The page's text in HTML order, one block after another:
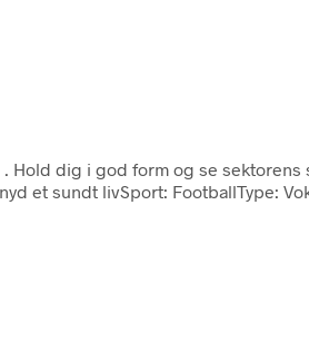
. Hold dig i god form og se
et sundt livSport: FootballType: